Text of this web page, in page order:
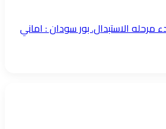
مرحله الاستبدال. بور سودان : اماني